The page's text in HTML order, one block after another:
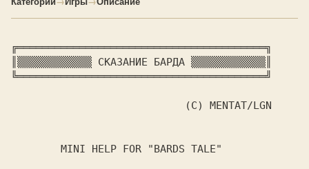
╔════════════════════════════════════════╗
║▒▒▒▒▒▒▒▒▒▒▒▒ СКАЗАНИЕ БАРДА ▒▒▒▒▒▒▒▒▒▒▒▒║
╚════════════════════════════════════════╝